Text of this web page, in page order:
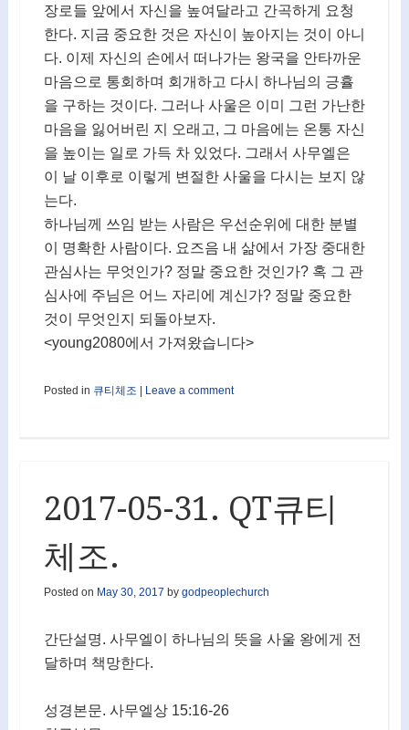
장로들 앞에서 자신을 높여달라고 간곡하게 요청
한다. 지금 중요한 것은 자신이 높아지는 것이 아니
다. 이제 자신의 손에서 떠나가는 왕국을 안타까운
마음으로 통회하며 회개하고 다시 하나님의 긍휼
을 구하는 것이다. 그러나 사울은 이미 그런 가난한
마음을 잃어버린 지 오래고, 그 마음에는 온통 자신
을 높이는 일로 가득 차 있었다. 그래서 사무엘은
이 날 이후로 이렇게 변절한 사울을 다시는 보지 않
는다.
하나님께 쓰임 받는 사람은 우선순위에 대한 분별
이 명확한 사람이다. 요즈음 내 삶에서 가장 중대한
관심사는 무엇인가? 정말 중요한 것인가? 혹 그 관
심사에 주님은 어느 자리에 계신가? 정말 중요한
것이 무엇인지 되돌아보자.
<young2080에서 가져왔습니다>
Posted in 큐티체조 Leave a comment
2017-05-31. QT큐티
체조.
Posted on May 30, 2017 by godpeoplechurch
간단설명. 사무엘이 하나님의 뜻을 사울 왕에게 전
달하며 책망한다.
성경본문. 사무엘상 15:16-26